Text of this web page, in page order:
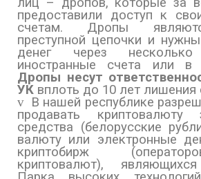
предоставили доступ к
счетам. Дропы
преступной цепочки и
денег через
иностранные счета или в
Дропы несут
УК вплоть до 10 лет лишения
v В нашей республике
продавать
средства (белорусские
валюту или электронные
криптобирж
криптовалют),